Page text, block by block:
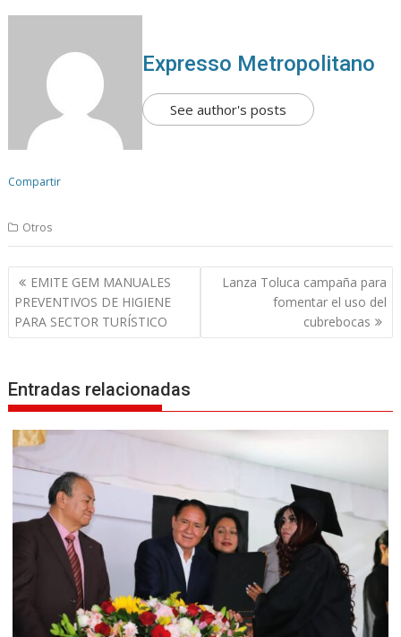
Expresso Metropolitano
See author's posts
Compartir
Otros
N
a
v
a
c
i
ó
d
EMITE GEM MANUALES
PREVENTIVOS DE HIGIENE
PARA SECTOR TURÍSTICO
Lanza Toluca campaña para
fomentar el uso del
cubrebocas
Entradas relacionadas